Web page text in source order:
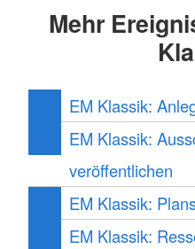
Mehr
EM Klassik:
EM Klassik:
veröffentlichen
EM Klassik:
EM Klassik: